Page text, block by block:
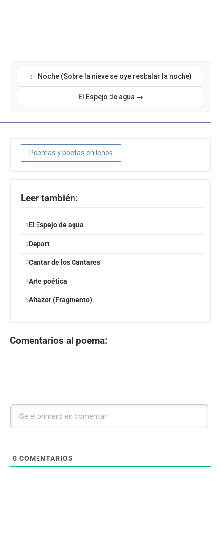
← Noche (Sobre la nieve se oye resbalar la noche)
El Espejo de agua →
Poemas y poetas chilenos
Leer también:
El Espejo de agua
Depart
Cantar de los Cantares
Arte poética
Altazor (Fragmento)
Comentarios al poema:
0 COMENTARIOS